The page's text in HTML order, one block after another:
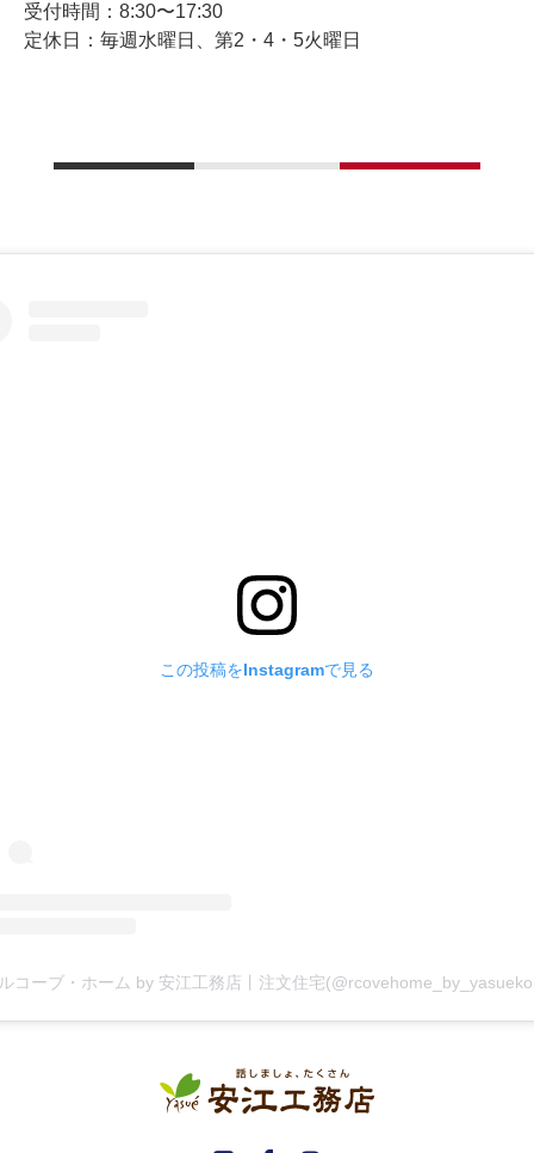
受付時間：8:30〜17:30
定休日：毎週水曜日、第2・4・5火曜日
この投稿をInstagramで見る